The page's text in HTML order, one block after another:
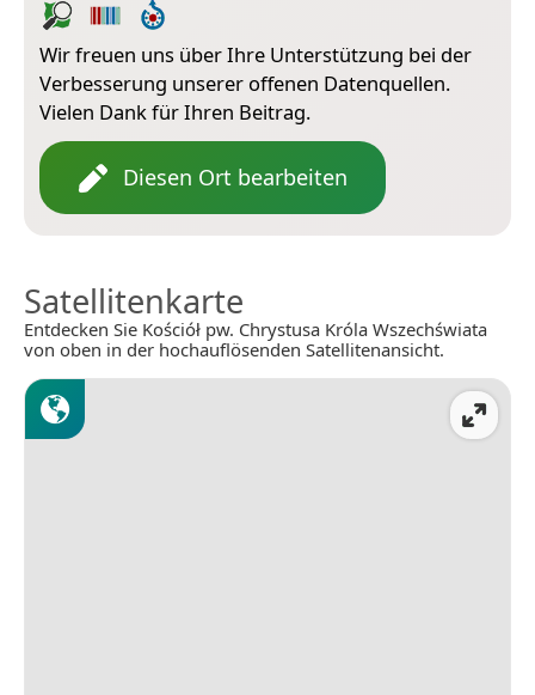
Wir freuen uns über Ihre Unterstützung bei der
Verbesserung unserer offenen Datenquellen.
Vielen Dank für Ihren Beitrag.
Diesen Ort bearbeiten
Satellitenkarte
Entdecken Sie Kościół pw. Chrystusa Króla Wszechświata
von oben in der hochauflösenden Satellitenansicht.